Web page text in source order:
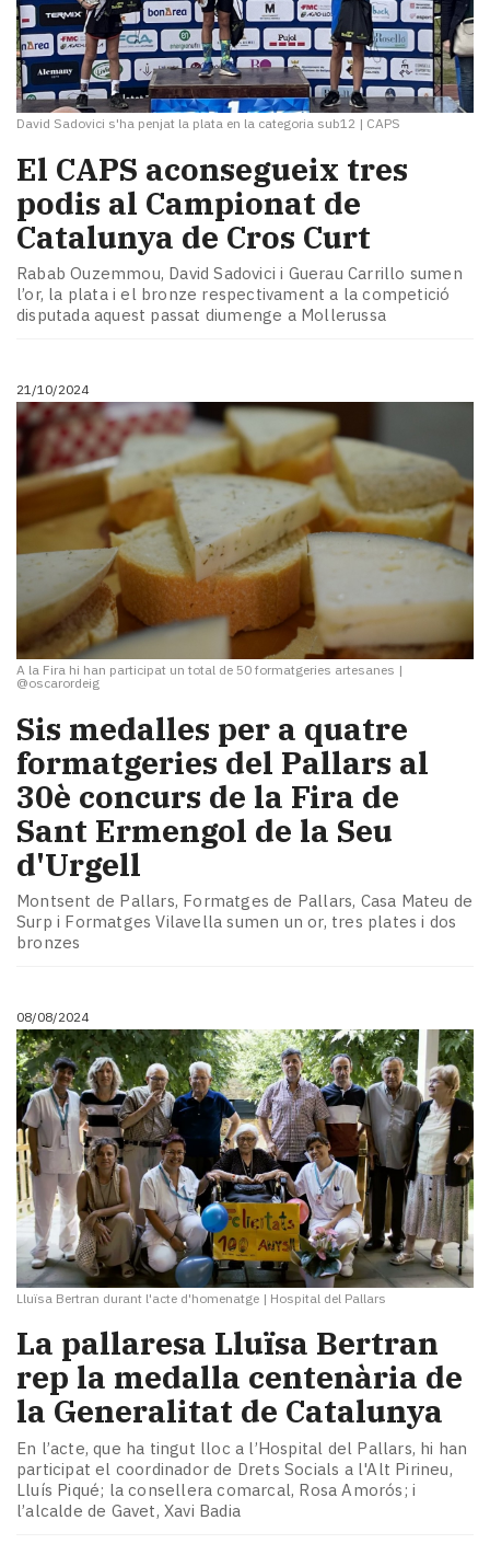
David Sadovici s'ha penjat la plata en la categoria sub12 | CAPS
El CAPS aconsegueix tres
podis al Campionat de
Catalunya de Cros Curt
Rabab Ouzemmou, David Sadovici i Guerau Carrillo sumen
l’or, la plata i el bronze respectivament a la competició
disputada aquest passat diumenge a Mollerussa
21/10/2024
A la Fira hi han participat un total de 50 formatgeries artesanes |
@oscarordeig
Sis medalles per a quatre
formatgeries del Pallars al
30è concurs de la Fira de
Sant Ermengol de la Seu
d'Urgell
Montsent de Pallars, Formatges de Pallars, Casa Mateu de
Surp i Formatges Vilavella sumen un or, tres plates i dos
bronzes
08/08/2024
Lluïsa Bertran durant l'acte d'homenatge | Hospital del Pallars
La pallaresa Lluïsa Bertran
rep la medalla centenària de
la Generalitat de Catalunya
En l’acte, que ha tingut lloc a l’Hospital del Pallars, hi han
participat el coordinador de Drets Socials a l'Alt Pirineu,
Lluís Piqué; la consellera comarcal, Rosa Amorós; i
l’alcalde de Gavet, Xavi Badia